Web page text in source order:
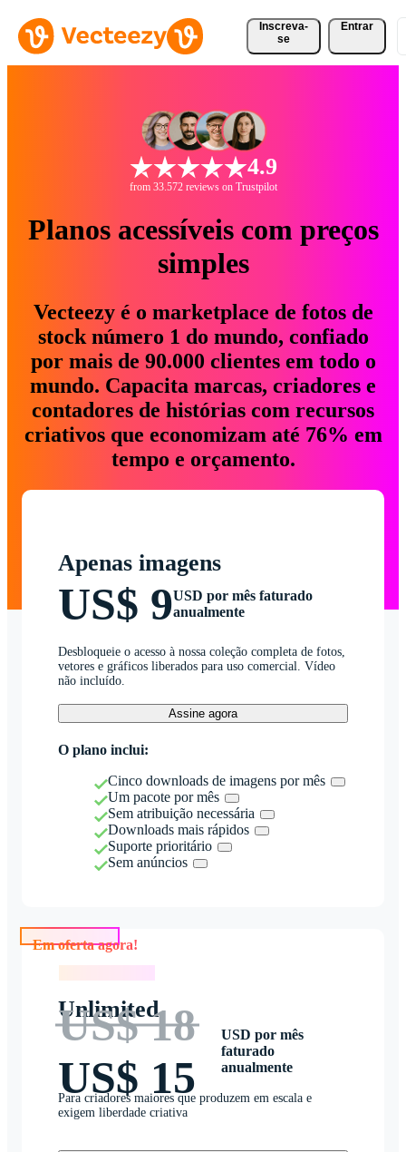
Inscreva-
se
Entrar
4.9
from 33.572 reviews on Trustpilot
Planos acessíveis com preços
simples
Vecteezy é o marketplace de fotos de
stock número 1 do mundo, confiado
por mais de 90.000 clientes em todo o
mundo. Capacita marcas, criadores e
contadores de histórias com recursos
criativos que economizam até 76% em
tempo e orçamento.
Apenas imagens
US$ 9USD por mês faturado
anualmente
Desbloqueie o acesso à nossa coleção completa de fotos,
vetores e gráficos liberados para uso comercial. Vídeo
não incluído.
Assine agora
O plano inclui:
Cinco downloads de imagens por mês
Um pacote por mês
Sem atribuição necessária
Downloads mais rápidos
Suporte prioritário
Sem anúncios
Unlimited
US$ 18
US$ 15
USD por mês
faturado
anualmente
Para criadores maiores que produzem em escala e
exigem liberdade criativa